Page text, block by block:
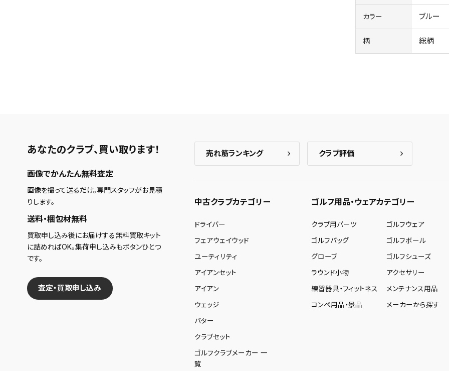
カラー ブルー
柄 総柄
あなたのクラブ、 買い取ります！
画像でかんたん無料査定
画像を撮って送るだけ。専門スタッフがお見積
りします。
送料・梱包材無料
買取申し込み後にお届けする無料買取キット
に詰めればOK。集荷申し込みもボタンひとつ
です。
査定・買取申し込み
売れ筋ランキング クラブ評価
中古クラブカテゴリー
ドライバー
フェアウェイウッド
ユーティリティ
アイアンセット
アイアン
ウェッジ
パター
クラブセット
ゴルフクラブメーカー 一
覧
ゴルフ用品・ウェアカテゴリー
クラブ用パーツ
ゴルフウェア
ゴルフバッグ
ゴルフボール
グローブ
ゴルフシューズ
ラウンド小物
アクセサリー
練習器具・フィットネス
メンテナンス用品
コンペ用品・景品
メーカーから探す